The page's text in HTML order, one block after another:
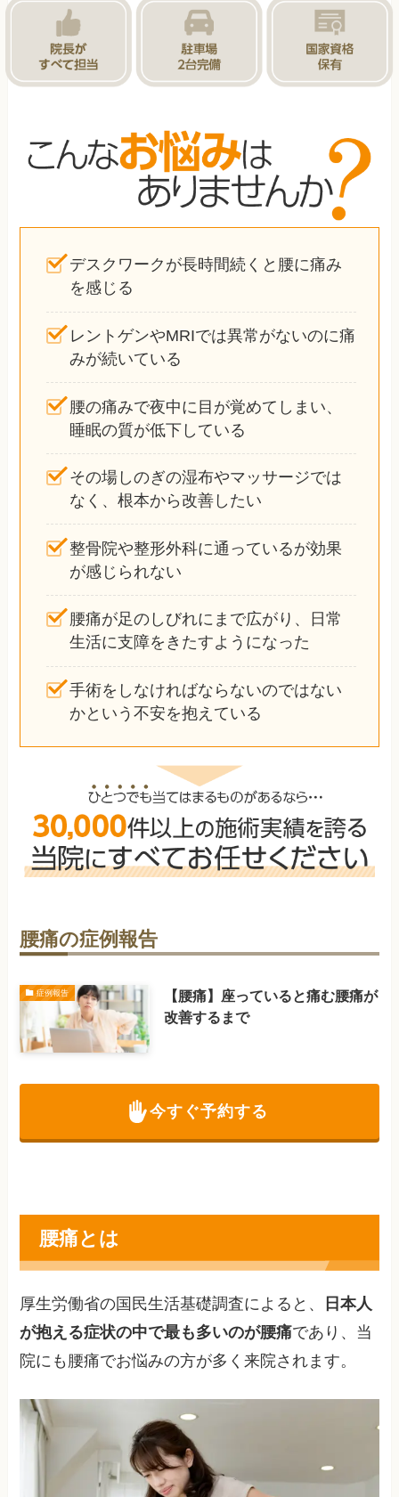
デスクワークが長時間続くと腰に痛み
を感じる
レントゲンやMRIでは異常がないのに痛
みが続いている
腰の痛みで夜中に目が覚めてしまい、
睡眠の質が低下している
その場しのぎの湿布やマッサージでは
なく、根本から改善したい
整骨院や整形外科に通っているが効果
が感じられない
腰痛が足のしびれにまで広がり、日常
生活に支障をきたすようになった
手術をしなければならないのではない
かという不安を抱えている
腰痛の症例報告
症例報告
【腰痛】座っていると痛む腰痛が
改善するまで
今すぐ予約する
腰痛とは
厚生労働省の国民生活基礎調査によると、
日本人
が抱える症状の中で最も多いのが腰痛であり、当
院にも腰痛でお悩みの方が多く来院されます。